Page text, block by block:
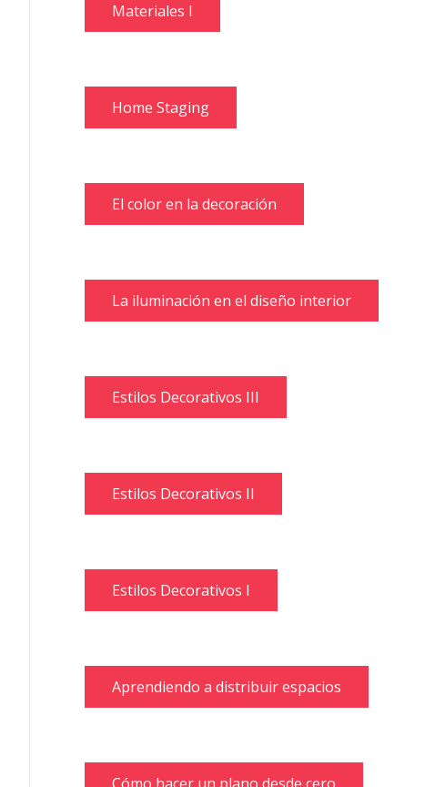
Materiales I
Home Staging
El color en la decoración
La iluminación en el diseño interior
Estilos Decorativos III
Estilos Decorativos II
Estilos Decorativos I
Aprendiendo a distribuir espacios